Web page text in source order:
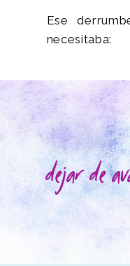
Ese
necesitaba:
dejar de